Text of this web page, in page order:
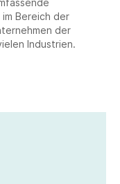
Bereich der
der
Industrien.